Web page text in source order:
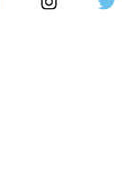
mayo pasado